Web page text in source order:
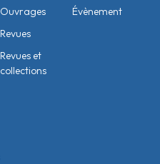
Évènement
Ouvrages
Revues
Revues et
collections